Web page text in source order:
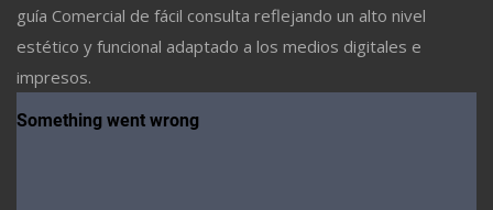
guía Comercial de fácil consulta reflejando un alto nivel
estético y funcional adaptado a los medios digitales e
impresos.